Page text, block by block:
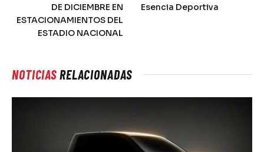
DE DICIEMBRE EN
ESTACIONAMIENTOS DEL
ESTADIO NACIONAL
Esencia Deportiva
NOTICIASRELACIONADAS